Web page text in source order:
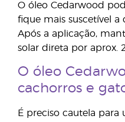
O óleo Cedarwood
fique mais suscetível a
Após a aplicação,
solar direta por aprox.
O óleo
cachorros e
É preciso cautela para